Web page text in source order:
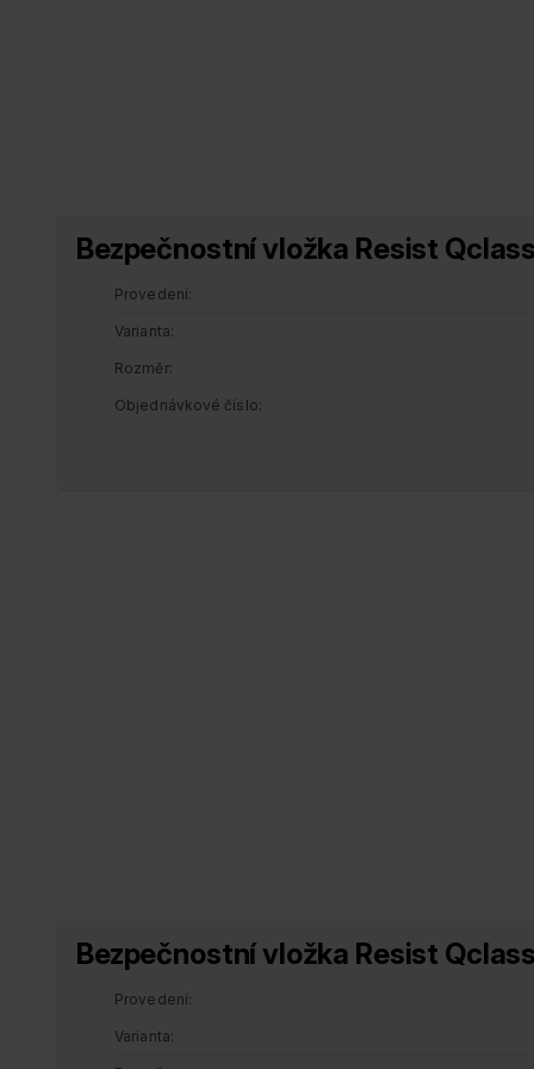
Bezpečnostní vložka Resist
Provedení
Varianta
Rozměr
Objednávkové číslo
Bezpečnostní vložka Resist
Provedení
Varianta